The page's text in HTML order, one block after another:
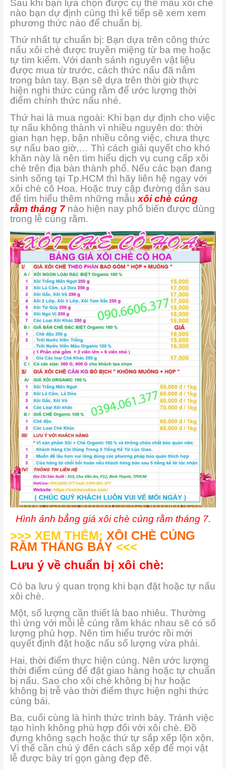
Sau khi bạn lựa chọn được cụ thể mẫu xôi chè
nào bạn dự định cúng thì kế tiếp sẽ xem xem
phương thức nào để chuẩn bị.
Thứ nhất tự chuẩn bị: Bạn dựa trên công thức
nấu xôi chè được truyền miệng từ ba mẹ hoặc
tự tìm kiếm. Với danh sánh nguyên vật liệu
được mua từ trước, cách thức nấu đã nắm
trong bàn tay. Bạn sẽ dựa trên thời giờ thực
hiện nghi thức cúng rằm để ước lượng thời
điểm chính thức nấu nhé.
Thứ hai là mua ngoài: Khi bạn dự định cho việc
tự nấu không thành vì nhiều nguyên do: thời
gian hạn hẹp, bận nhiều công việc, chưa thực
sự nấu bao giờ,… Thì cách giải quyết cho khó
khăn này là nên tìm hiểu dịch vụ cung cấp xôi
chè trên địa bàn thành phố. Nếu các bạn đang
sinh sống tại Tp.HCM thì hãy liên hệ ngay với
xôi chè cô Hoa. Hoặc truy cập đường dẫn sau
để tìm hiểu thêm những mẫu xôi chè cúng
rằm tháng 7nào hiện nay phổ biến được dùng
trong lễ cúng rằm.
Hình ảnh bẳng giá xôi chè cúng rằm tháng 7.
>>> XEM THÊM: XÔI CHÈ CÚNG
RẰM THÁNG BẢY<<<
Lưu ý về chuẩn bị xôi chè:
Có ba lưu ý quan trọng khi bạn đặt hoặc tự nấu
xôi chè.
Một, số lượng cần thiết là bao nhiêu. Thường
thì ứng với mỗi lễ cúng rằm khác nhau sẽ có số
lượng phù hợp. Nên tìm hiểu trước rồi mới
quyết định đặt hoặc nấu số lượng vừa phải.
Hai, thời điểm thực hiện cúng. Nên ước lượng
thời điểm cúng để đặt giao hàng hoặc tự chuẩn
bị nấu. Sao cho xôi chè không bị hư hoặc
không bị trễ vào thời điểm thực hiện nghi thức
cúng bái.
Ba, cuối cùng là hình thức trình bày. Tránh việc
tạo hình không phù hợp đối với xôi chè. Đồ
đựng không sạch hoặc thứ tự sắp xếp lộn xộn.
Vì thế cần chú ý đến cách sắp xếp để mọi vật
lễ được bày trí gọn gàng đẹp đẽ.